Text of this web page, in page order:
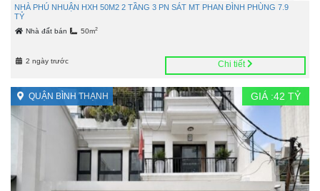
NHÀ PHÚ NHUẬN HXH 50M2 2 TẦNG 3 PN SÁT MT PHAN ĐÌNH PHÙNG 7.9
TỶ
Nhà đất bán 50m2
2 ngày trước Chi tiết
QUẬN BÌNH THẠNH GIÁ :42 TỶ